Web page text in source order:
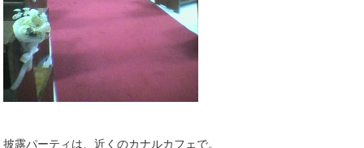
披露パーティは、近くのカナルカフェで。